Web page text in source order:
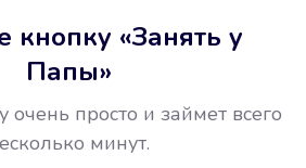
кнопку «Занять у
Папы»
очень просто и займет всего
минут.